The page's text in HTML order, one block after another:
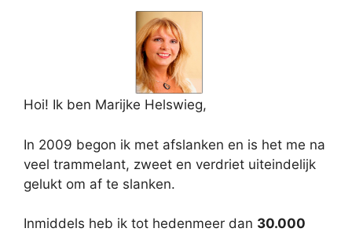
Hoi! Ik ben Marijke Helswieg,
In 2009 begon ik met afslanken en is het me na
veel trammelant, zweet en verdriet uiteindelijk
gelukt om af te slanken.
Inmiddels heb ik tot hedenmeer dan 30.000